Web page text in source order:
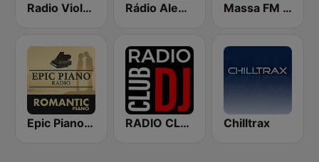
Radio Viola 98.1 FM Rádio Alegria Porto Alegre Massa FM Florianápolis
Epic Piano - ROMANTIC PIANO RADIO CLUB DJ Chilltrax